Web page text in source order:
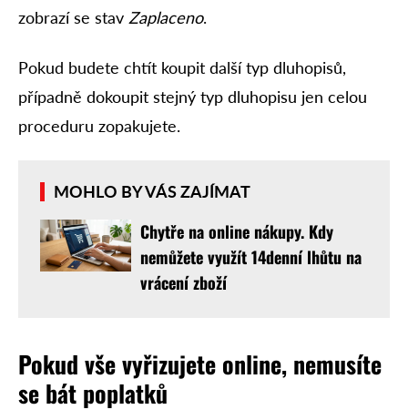
zobrazí se stav Zaplaceno.
Pokud budete chtít koupit další typ dluhopisů,
případně dokoupit stejný typ dluhopisu jen celou
proceduru zopakujete.
MOHLO BY VÁS ZAJÍMAT
Chytře na online nákupy. Kdy
nemůžete využít 14denní lhůtu na
vrácení zboží
Pokud vše vyřizujete online, nemusíte
se bát poplatků